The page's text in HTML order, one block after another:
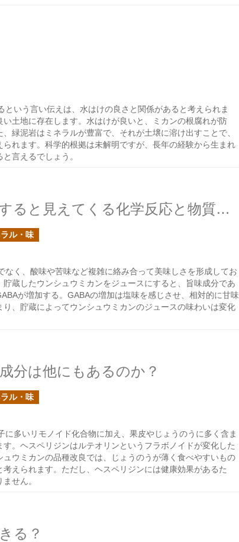
いう言い伝えは、水はけの良さと関係があると考えられま
土地に存在します。水はけが良いと、ミカンの根腐れが防
緑泥岩はミネラルが豊富で、それが土壌に溶け出すことで、
れます。科学的根拠は未解明ですが、長年の経験から生まれ
言えるでしょう。
果実を絞ってジュースにすると見えてくる化学反応と物質の変化
ル・味
なく、酸味や苦味など複雑に絡み合って美味しさを形成してお
蔵したウンシュウミカンをジュースにすると、旨味成分であ
が増加する。GABAの増加は塩味を感じさせ、相対的に甘味
、貯蔵によってウンシュウミカンのジュースの味わいは変化
分は他にもあるのか？
ル・味
多いリモノイド化合物に加え、果皮やじょうのうに多く含ま
。ヘスペリジンはルテオリンというフラボノイドが変化した
ウミカンの品種改良では、じょうのうが薄く食べやすいもの
えられます。ただし、ヘスペリジンには健康効果があるた
せん。
る？